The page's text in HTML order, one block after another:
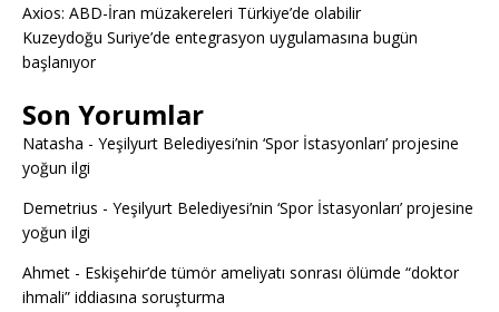
Axios: ABD-İran müzakereleri Türkiye’de olabilir
Kuzeydoğu Suriye’de entegrasyon uygulamasına bugün
başlanıyor
Son Yorumlar
Natasha - Yeşilyurt Belediyesi’nin ‘Spor İstasyonları’ projesine
yoğun ilgi
Demetrius - Yeşilyurt Belediyesi’nin ‘Spor İstasyonları’ projesine
yoğun ilgi
Ahmet - Eskişehir’de tümör ameliyatı sonrası ölümde “doktor
ihmali” iddiasına soruşturma